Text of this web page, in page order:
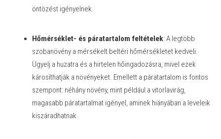
öntözést igényelnek.
Hőmérséklet- és páratartalom feltételek: A legtöbb
szobanövény a mérsékelt beltéri hőmérsékletet kedveli.
Ügyelj a huzatra és a hirtelen hőingadozásra, mivel ezek
károsíthatják a növényeket. Emellett a páratartalom is fontos
szempont: néhány növény, mint például a vitorlavirág,
magasabb páratartalmat igényel, aminek hiányában a leveleik
kiszáradhatnak.